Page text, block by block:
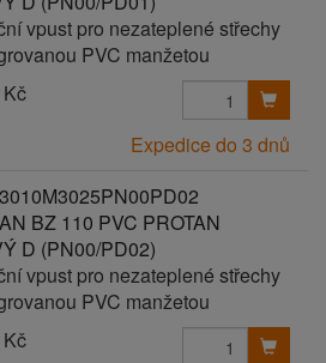
vpust pro nezateplené střechy
PVC manžetou
Expedice do 3 dnů
BZ 110 PVC PROTAN
D (PN00/PD02)
vpust pro nezateplené střechy
PVC manžetou